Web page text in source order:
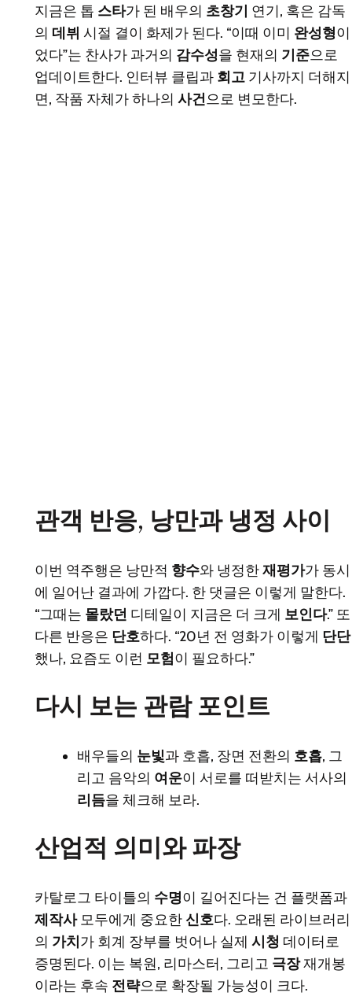
지금은 톱 스타가 된 배우의 초창기 연기, 혹은 감독
의 데뷔 시절 결이 화제가 된다. “이때 이미 완성형이
었다”는 찬사가 과거의 감수성을 현재의 기준으로
업데이트한다. 인터뷰 클립과 회고 기사까지 더해지
면, 작품 자체가 하나의 사건으로 변모한다.
관객 반응, 낭만과 냉정 사이
이번 역주행은 낭만적 향수와 냉정한재평가가 동시
에 일어난 결과에 가깝다. 한 댓글은 이렇게 말한다.
“그때는 몰랐던 디테일이 지금은 더 크게 보인다.” 또
다른 반응은 단호하다. “20년 전 영화가 이렇게 단단
했나, 요즘도 이런 모험이 필요하다.”
다시 보는 관람 포인트
배우들의 눈빛과 호흡, 장면 전환의 호흡, 그
리고 음악의 여운이 서로를 떠받치는 서사의
리듬을 체크해 보라.
산업적 의미와 파장
카탈로그 타이틀의 수명이 길어진다는 건 플랫폼과
제작사모두에게 중요한 신호다. 오래된 라이브러리
의 가치 가 회계 장부를 벗어나 실제 시청 데이터로
증명된다. 이는 복원, 리마스터, 그리고 극장재개봉
이라는 후속 전략으로 확장될 가능성이 크다.